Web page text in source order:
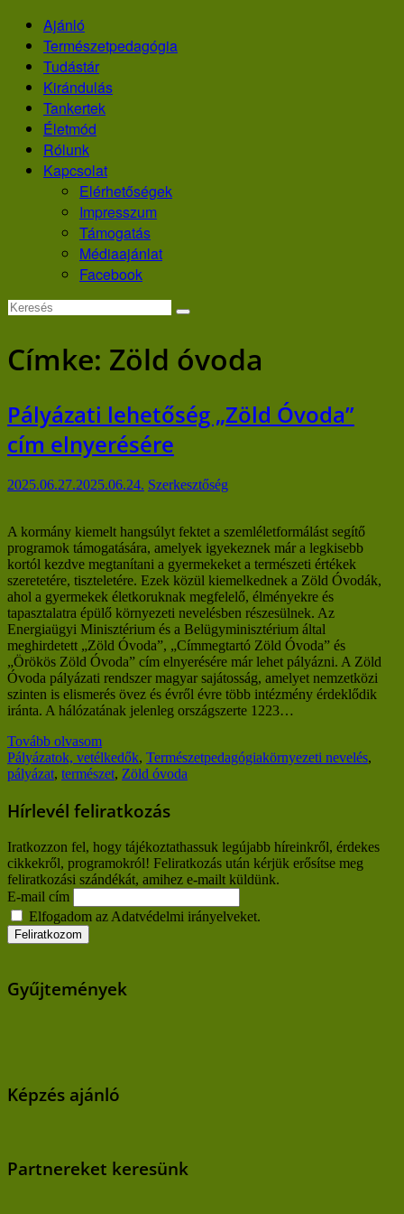
Skip
content
Ajánló
Természetpedagógia
Tudástár
Kirándulás
Tankertek
Életmód
Rólunk
Kapcsolat
Elérhetőségek
Impresszum
Támogatás
Médiaajánlat
Facebook
Címke: Zöld óvoda
Pályázati lehetőség „Zöld Óvoda”
cím elnyerésére
2025.06.27.2025.06.24. Szerkesztőség
A kormány kiemelt hangsúlyt fektet a szemléletformálást segítő
programok támogatására, amelyek igyekeznek már a legkisebb
kortól kezdve megtanítani a gyermekeket a természeti értékek
szeretetére, tiszteletére. Ezek közül kiemelkednek a Zöld Óvodák,
ahol a gyermekek életkoruknak megfelelő, élményekre és
tapasztalatra épülő környezeti nevelésben részesülnek. Az
Energiaügyi Minisztérium és a Belügyminisztérium által
meghirdetett „Zöld Óvoda”, „Címmegtartó Zöld Óvoda” és
„Örökös Zöld Óvoda” cím elnyerésére már lehet pályázni. A Zöld
Óvoda pályázati rendszer magyar sajátosság, amelyet nemzetközi
szinten is elismerés övez és évről évre több intézmény érdeklődik
iránta. A hálózatának jelenleg országszerte 1223…
Tovább olvasom
Pályázatok, vetélkedők, Természetpedagógiakörnyezeti nevelés,
pályázat, természet, Zöld óvoda
Hírlevél feliratkozás
Iratkozzon fel, hogy tájékoztathassuk legújabb híreinkről, érdekes
cikkekről, programokról! Feliratkozás után kérjük erősítse meg
feliratkozási szándékát, amihez e-mailt küldünk.
E-mail cím
Elfogadom az Adatvédelmi irányelveket.
Gyűjtemények
Képzés ajánló
Partnereket keresünk